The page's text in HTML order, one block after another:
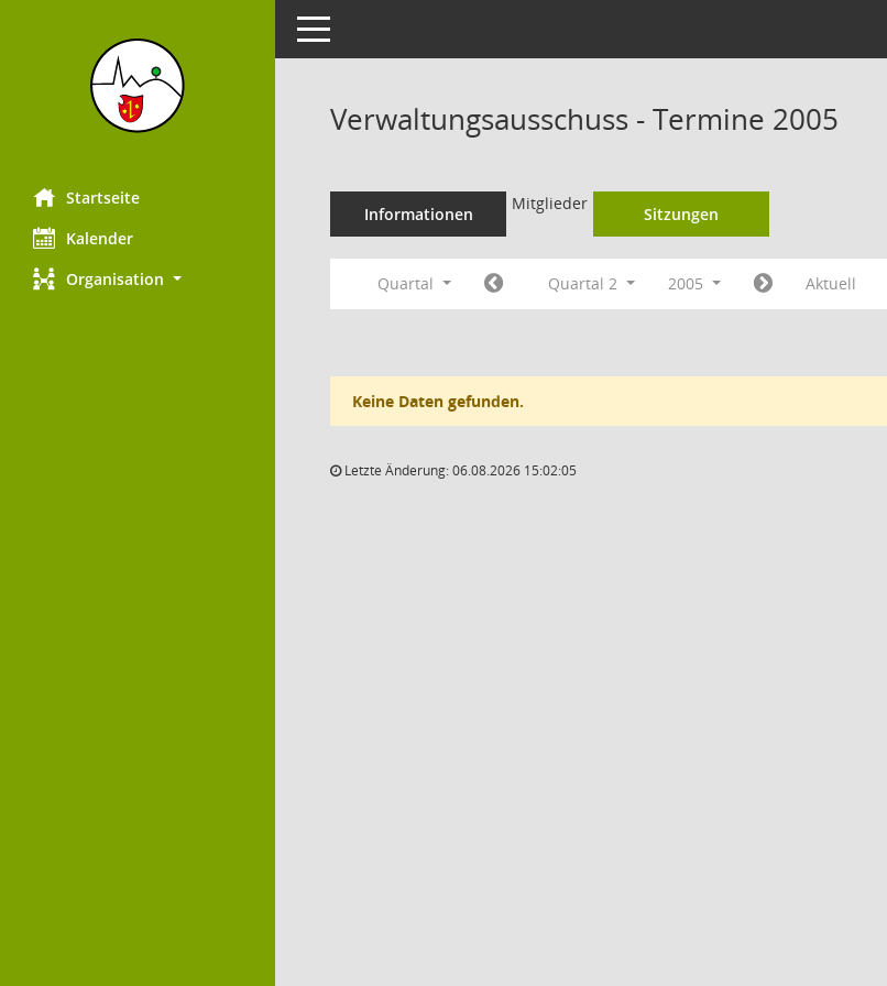
Startseite
Kalender
Organisation
Toggle navigation
Verwaltungsausschuss - Termine 2005
Informationen
Mitglieder
Sitzungen
Quartal Quartal 2 2005 Aktuell
Keine Daten gefunden.
Letzte Änderung: 06.08.2026 15:02:05